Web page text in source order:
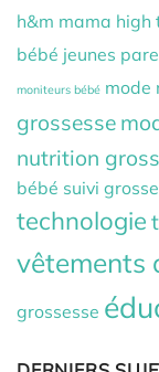
h&m mama high
bébé jeunes
moniteurs bébé mode
grossesse
nutrition
bébé suivi
technologie
vêtements
grossesse